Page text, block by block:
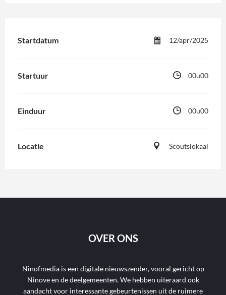
Startdatum 12/apr/2025
Startuur 00u00
Einduur 00u00
Locatie Scoutslokaal
OVER ONS
Ninofmedia is een digitale nieuwszender, vooral gericht op
Ninove en de deelgemeenten. We hebben uiteraard ook
aandacht voor interessante gebeurtenissen uit de ruimere